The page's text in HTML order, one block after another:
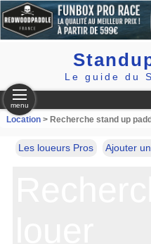
Le guide du
menu
Location> Recherche stand up
Les loueurs Pros Ajouter